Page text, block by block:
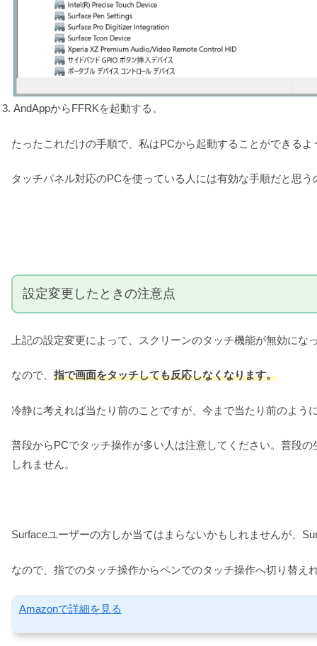
AndAppからFFRKを起動する。
たったこれだけの手順で、私はPCから起動することができるよ
タッチパネル対応のPCを使っている人には有効な手順だと思
設定変更したときの注意点
上記の設定変更によって、スクリーンのタッチ機能が無効にな
なので、 指で画面をタッチしても反応しなくなります。
冷静に考えれば当たり前のことですが、今まで当たり前のよ
普段からPCでタッチ操作が多い人は注意してください。普段
しれません。
Surfaceユーザーの方しか当てはまらないかもしれませんが、
なので、指でのタッチ操作からペンでのタッチ操作へ切り替え
Amazonで詳細を見る